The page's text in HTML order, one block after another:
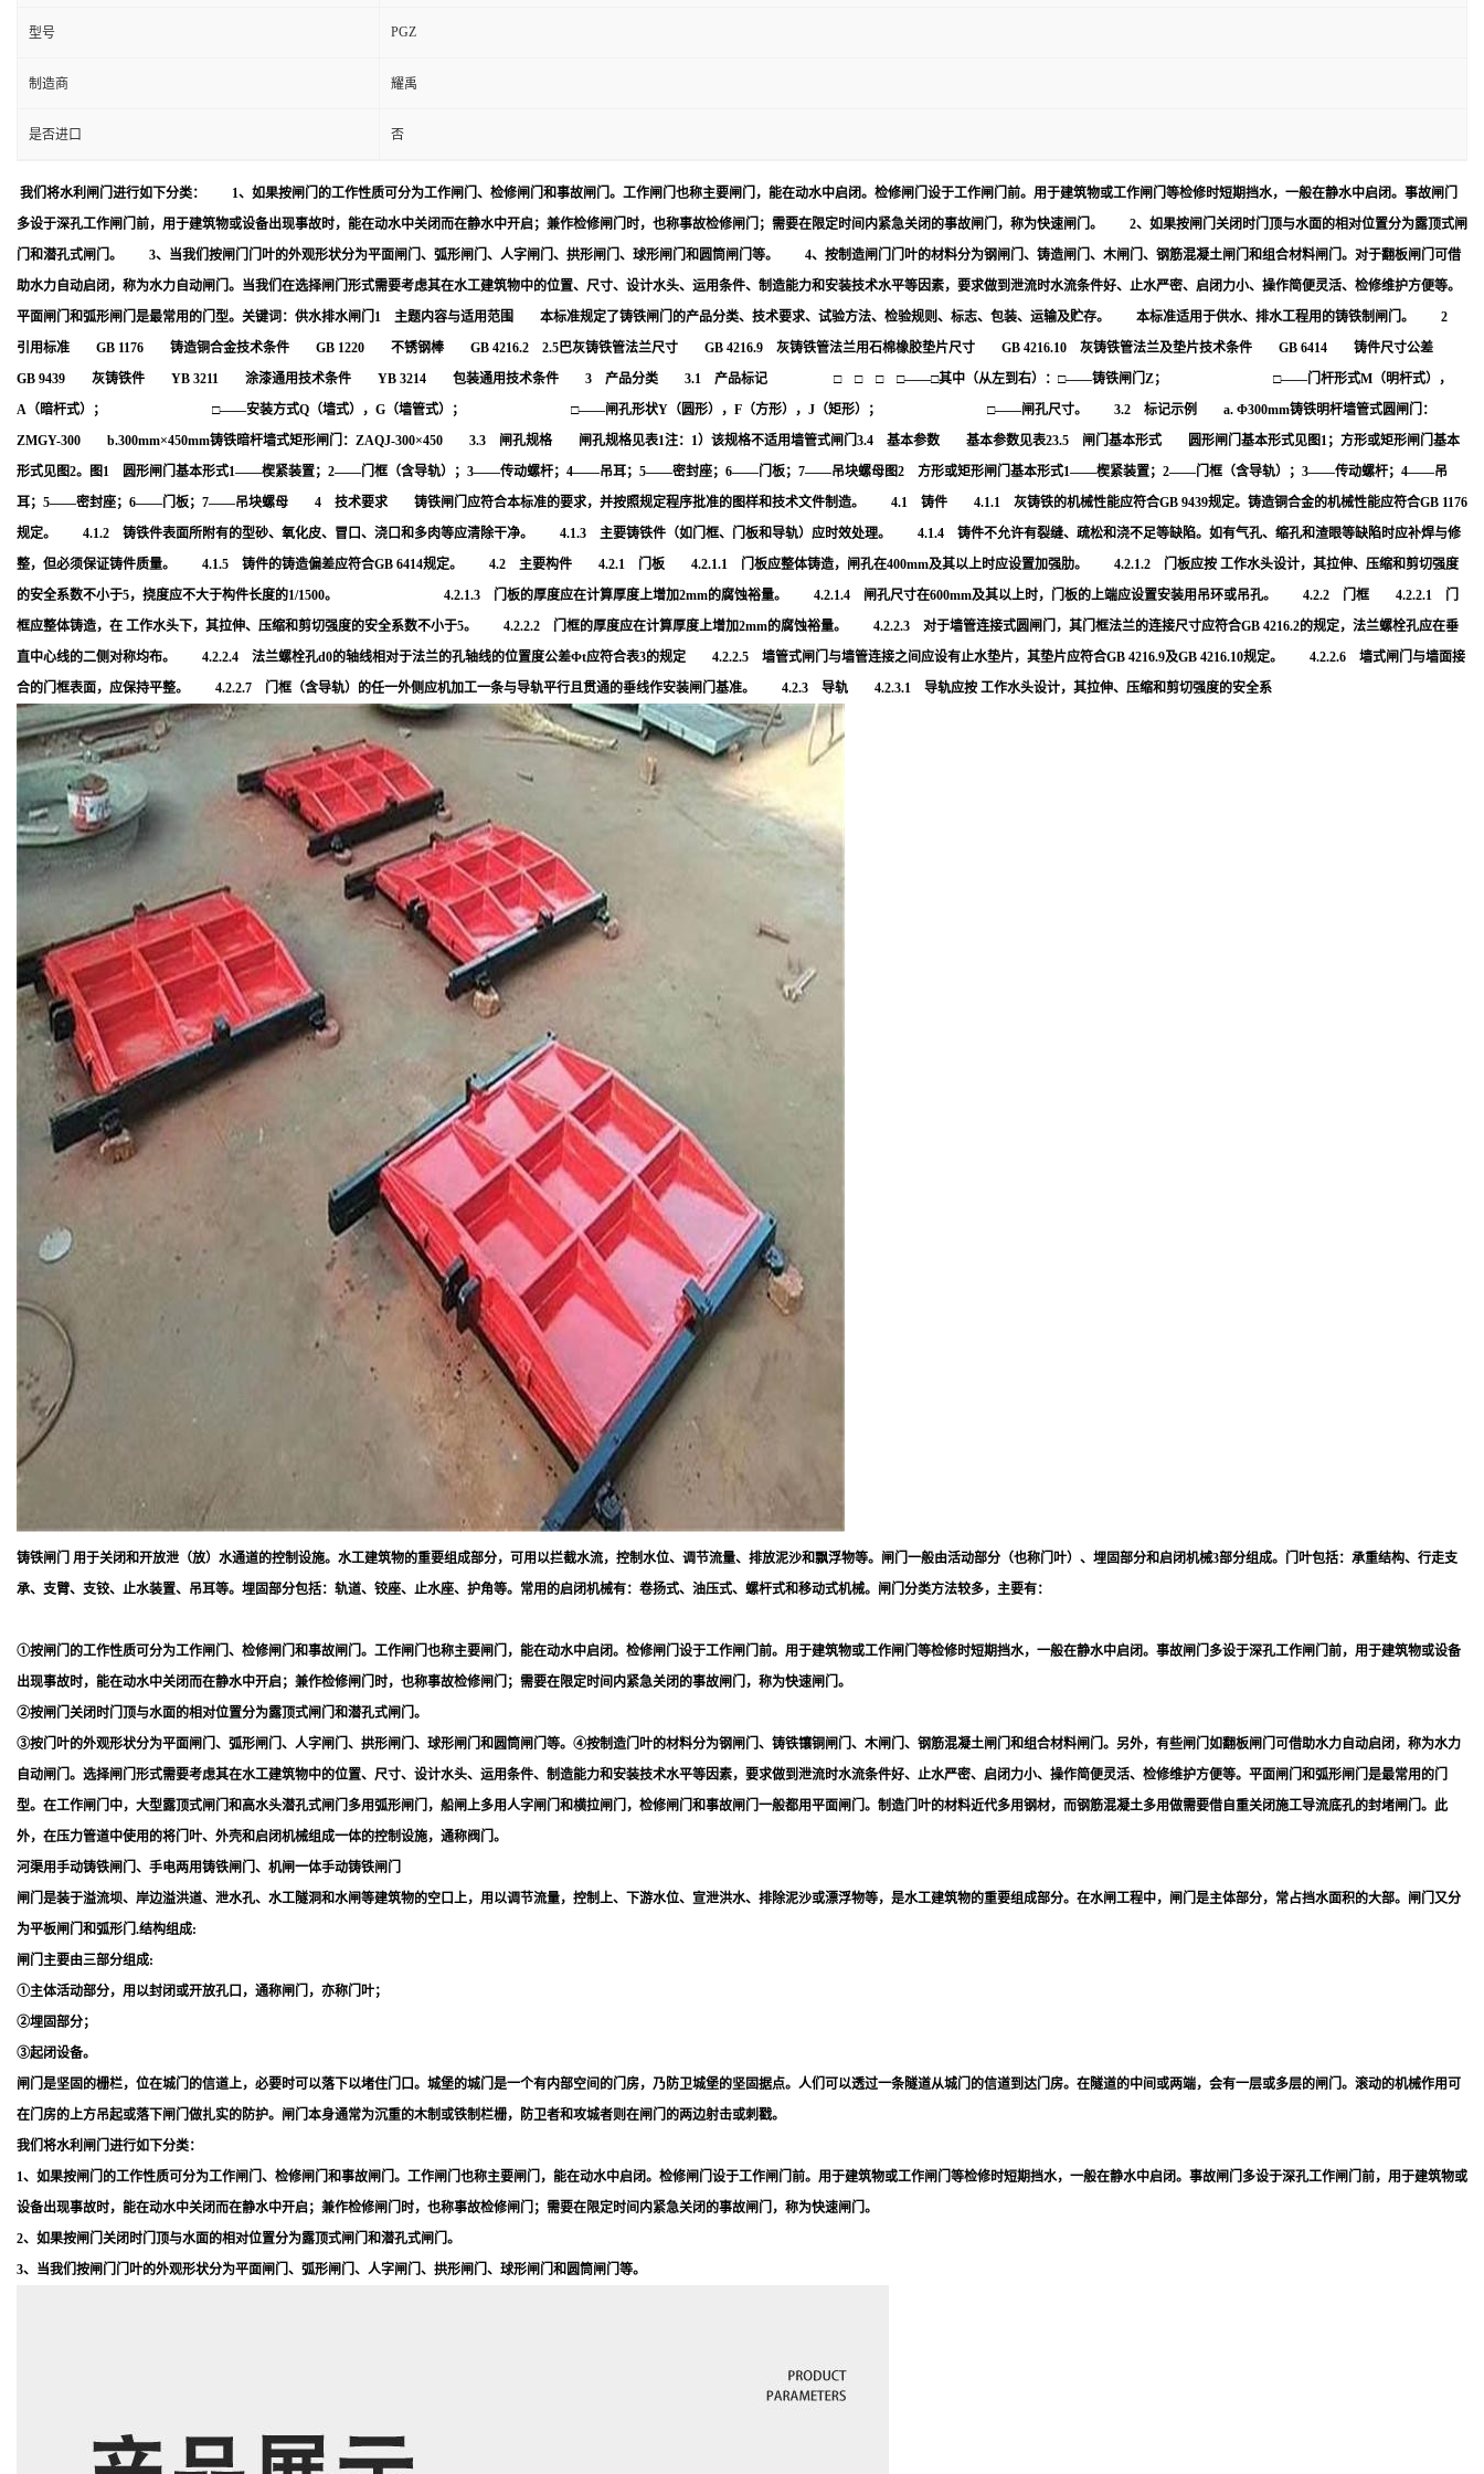
型号 PGZ
制造商 耀禹
是否进口 否
我们将水利闸门进行如下分类： 1、如果按闸门的工作性质可分为工作闸门、检修闸门和事故闸门。工作闸门也称主要闸门，能在动水中启闭。检修闸门设于工作闸门前。用于建筑物或工作闸门等检修时短期挡水，一般在静水中启闭。事故闸门
多设于深孔工作闸门前，用于建筑物或设备出现事故时，能在动水中关闭而在静水中开启；兼作检修闸门时，也称事故检修闸门；需要在限定时间内紧急关闭的事故闸门，称为快速闸门。 2、如果按闸门关闭时门顶与水面的相对位置分为露顶式闸
门和潜孔式闸门。 3、当我们按闸门门叶的外观形状分为平面闸门、弧形闸门、人字闸门、拱形闸门、球形闸门和圆筒闸门等。 4、按制造闸门门叶的材料分为钢闸门、铸造闸门、木闸门、钢筋混凝土闸门和组合材料闸门。对于翻板闸门可借
助水力自动启闭，称为水力自动闸门。当我们在选择闸门形式需要考虑其在水工建筑物中的位置、尺寸、设计水头、运用条件、制造能力和安装技术水平等因素，要求做到泄流时水流条件好、止水严密、启闭力小、操作简便灵活、检修维护方便等。
平面闸门和弧形闸门是最常用的门型。关键词：供水排水闸门1 主题内容与适用范围 本标准规定了铸铁闸门的产品分类、技术要求、试验方法、检验规则、标志、包装、运输及贮存。 本标准适用于供水、排水工程用的铸铁制闸门。 2
引用标准 GB 1176 铸造铜合金技术条件 GB 1220 不锈钢棒 GB 4216.2 2.5巴灰铸铁管法兰尺寸 GB 4216.9 灰铸铁管法兰用石棉橡胶垫片尺寸 GB 4216.10 灰铸铁管法兰及垫片技术条件 GB 6414 铸件尺寸公差
GB 9439 灰铸铁件 YB 3211 涂漆通用技术条件 YB 3214 包装通用技术条件 3 产品分类 3.1 产品标记 □ □ □ □——□其中（从左到右）：□——铸铁闸门Z； □——门杆形式M（明杆式），
A（暗杆式）； □——安装方式Q（墙式），G（墙管式）； □——闸孔形状Y（圆形），F（方形），J（矩形）； □——闸孔尺寸。 3.2 标记示例 a. Φ300mm铸铁明杆墙管式圆闸门：
ZMGY-300 b.300mm×450mm铸铁暗杆墙式矩形闸门：ZAQJ-300×450 3.3 闸孔规格 闸孔规格见表1注：1）该规格不适用墙管式闸门3.4 基本参数 基本参数见表23.5 闸门基本形式 圆形闸门基本形式见图1；方形或矩形闸门基本
形式见图2。图1 圆形闸门基本形式1——楔紧装置；2——门框（含导轨）；3——传动螺杆；4——吊耳；5——密封座；6——门板；7——吊块螺母图2 方形或矩形闸门基本形式1——楔紧装置；2——门框（含导轨）；3——传动螺杆；4——吊
耳；5——密封座；6——门板；7——吊块螺母 4 技术要求 铸铁闸门应符合本标准的要求，并按照规定程序批准的图样和技术文件制造。 4.1 铸件 4.1.1 灰铸铁的机械性能应符合GB 9439规定。铸造铜合金的机械性能应符合GB 1176
规定。 4.1.2 铸铁件表面所附有的型砂、氧化皮、冒口、浇口和多肉等应清除干净。 4.1.3 主要铸铁件（如门框、门板和导轨）应时效处理。 4.1.4 铸件不允许有裂缝、疏松和浇不足等缺陷。如有气孔、缩孔和渣眼等缺陷时应补焊与修
整，但必须保证铸件质量。 4.1.5 铸件的铸造偏差应符合GB 6414规定。 4.2 主要构件 4.2.1 门板 4.2.1.1 门板应整体铸造，闸孔在400mm及其以上时应设置加强肋。 4.2.1.2 门板应按 工作水头设计，其拉伸、压缩和剪切强度
的安全系数不小于5，挠度应不大于构件长度的1/1500。 4.2.1.3 门板的厚度应在计算厚度上增加2mm的腐蚀裕量。 4.2.1.4 闸孔尺寸在600mm及其以上时，门板的上端应设置安装用吊环或吊孔。 4.2.2 门框 4.2.2.1 门
框应整体铸造，在 工作水头下，其拉伸、压缩和剪切强度的安全系数不小于5。 4.2.2.2 门框的厚度应在计算厚度上增加2mm的腐蚀裕量。 4.2.2.3 对于墙管连接式圆闸门，其门框法兰的连接尺寸应符合GB 4216.2的规定，法兰螺栓孔应在垂
直中心线的二侧对称均布。 4.2.2.4 法兰螺栓孔d0的轴线相对于法兰的孔轴线的位置度公差Φt应符合表3的规定 4.2.2.5 墙管式闸门与墙管连接之间应设有止水垫片，其垫片应符合GB 4216.9及GB 4216.10规定。 4.2.2.6 墙式闸门与墙面接
合的门框表面，应保持平整。 4.2.2.7 门框（含导轨）的任一外侧应机加工一条与导轨平行且贯通的垂线作安装闸门基准。 4.2.3 导轨 4.2.3.1 导轨应按 工作水头设计，其拉伸、压缩和剪切强度的安全系
铸铁闸门 用于关闭和开放泄（放）水通道的控制设施。水工建筑物的重要组成部分，可用以拦截水流，控制水位、调节流量、排放泥沙和飘浮物等。闸门一般由活动部分（也称门叶）、埋固部分和启闭机械3部分组成。门叶包括：承重结构、行走支
承、支臂、支铰、止水装置、吊耳等。埋固部分包括：轨道、铰座、止水座、护角等。常用的启闭机械有：卷扬式、油压式、螺杆式和移动式机械。闸门分类方法较多，主要有：
①按闸门的工作性质可分为工作闸门、检修闸门和事故闸门。工作闸门也称主要闸门，能在动水中启闭。检修闸门设于工作闸门前。用于建筑物或工作闸门等检修时短期挡水，一般在静水中启闭。事故闸门多设于深孔工作闸门前，用于建筑物或设备
出现事故时，能在动水中关闭而在静水中开启；兼作检修闸门时，也称事故检修闸门；需要在限定时间内紧急关闭的事故闸门，称为快速闸门。
②按闸门关闭时门顶与水面的相对位置分为露顶式闸门和潜孔式闸门。
③按门叶的外观形状分为平面闸门、弧形闸门、人字闸门、拱形闸门、球形闸门和圆筒闸门等。④按制造门叶的材料分为钢闸门、铸铁镶铜闸门、木闸门、钢筋混凝土闸门和组合材料闸门。另外，有些闸门如翻板闸门可借助水力自动启闭，称为水力
自动闸门。选择闸门形式需要考虑其在水工建筑物中的位置、尺寸、设计水头、运用条件、制造能力和安装技术水平等因素，要求做到泄流时水流条件好、止水严密、启闭力小、操作简便灵活、检修维护方便等。平面闸门和弧形闸门是最常用的门
型。在工作闸门中，大型露顶式闸门和高水头潜孔式闸门多用弧形闸门，船闸上多用人字闸门和横拉闸门，检修闸门和事故闸门一般都用平面闸门。制造门叶的材料近代多用钢材，而钢筋混凝土多用做需要借自重关闭施工导流底孔的封堵闸门。此
外，在压力管道中使用的将门叶、外壳和启闭机械组成一体的控制设施，通称阀门。
河渠用手动铸铁闸门、手电两用铸铁闸门、机闸一体手动铸铁闸门
闸门是装于溢流坝、岸边溢洪道、泄水孔、水工隧洞和水闸等建筑物的空口上，用以调节流量，控制上、下游水位、宣泄洪水、排除泥沙或漂浮物等，是水工建筑物的重要组成部分。在水闸工程中，闸门是主体部分，常占挡水面积的大部。闸门又分
为平板闸门和弧形门.结构组成:
闸门主要由三部分组成:
①主体活动部分，用以封闭或开放孔口，通称闸门，亦称门叶；
②埋固部分；
③起闭设备。
闸门是坚固的栅栏，位在城门的信道上，必要时可以落下以堵住门口。城堡的城门是一个有内部空间的门房，乃防卫城堡的坚固据点。人们可以透过一条隧道从城门的信道到达门房。在隧道的中间或两端，会有一层或多层的闸门。滚动的机械作用可
在门房的上方吊起或落下闸门做扎实的防护。闸门本身通常为沉重的木制或铁制栏栅，防卫者和攻城者则在闸门的两边射击或刺戳。
我们将水利闸门进行如下分类：
1、如果按闸门的工作性质可分为工作闸门、检修闸门和事故闸门。工作闸门也称主要闸门，能在动水中启闭。检修闸门设于工作闸门前。用于建筑物或工作闸门等检修时短期挡水，一般在静水中启闭。事故闸门多设于深孔工作闸门前，用于建筑物或
设备出现事故时，能在动水中关闭而在静水中开启；兼作检修闸门时，也称事故检修闸门；需要在限定时间内紧急关闭的事故闸门，称为快速闸门。
2、如果按闸门关闭时门顶与水面的相对位置分为露顶式闸门和潜孔式闸门。
3、当我们按闸门门叶的外观形状分为平面闸门、弧形闸门、人字闸门、拱形闸门、球形闸门和圆筒闸门等。